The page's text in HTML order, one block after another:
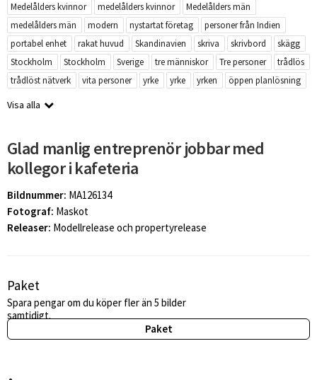
Medelålders kvinnor
medelålders kvinnor
Medelålders män
medelålders män
modern nystartat företag
personer från Indien
portabel enhet
rakat huvud Skandinavien skriva skrivbord
skägg
Stockholm
Stockholm Sverige tre människor Tre personer
trådlös
trådlöst nätverk
vita personer yrke yrke yrken öppen planlösning
Visa alla
Glad manlig entreprenör jobbar med
kollegor i kafeteria
Bildnummer: MA126134
Fotograf: Maskot
Releaser: Modellrelease och propertyrelease
Paket
Spara pengar om du köper fler än 5 bilder
samtidigt.
Paket